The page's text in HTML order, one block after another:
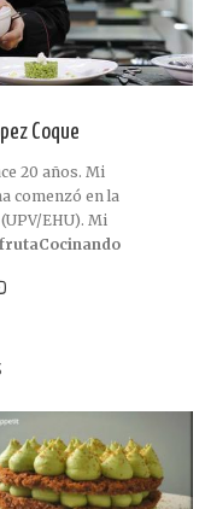
Coque
20 años. Mi
comenzó en la
EHU). Mi